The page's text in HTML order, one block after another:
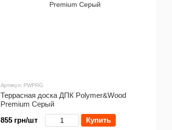
Артикул: PWPRG
Террасная доска ДПК Polymer&Wood
Premium Серый
855 грн/шт
Купить